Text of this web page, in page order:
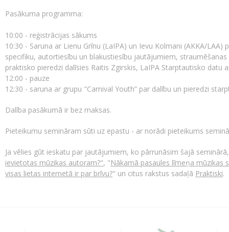
Pasākuma programma:
10:00 - reģistrācijas sākums
10:30 - Saruna ar Lienu Grīnu (LaIPA) un Ievu Kolmani (AKKA/
specifiku, autortiesību un blakustiesību jautājumiem,
praktisko pieredzi dalīsies Raitis Zgirskis, LaIPA Starptautisko datu
12:00 - pauze
12:30 - saruna ar grupu "Carnival Youth” par dalību un pieredzi
Dalība pasākumā ir bez maksas.
Pieteikumu semināram sūti uz epastu - ar norādi pieteikums
Ja vēlies gūt ieskatu par jautājumiem, ko pārrunāsim šajā
ievietotas mūzikas autoram?", "Nākamā pasaules līmeņa mūzikas
visas lietas internetā ir par brīvu?" un citus rakstus sadaļā Praktiski.